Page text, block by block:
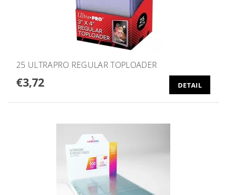
25 ULTRAPRO REGULAR TOPLOADER
€3,72 DETAIL